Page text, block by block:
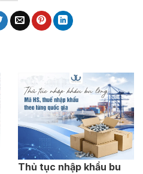
Thủ tục nhập khẩu bu